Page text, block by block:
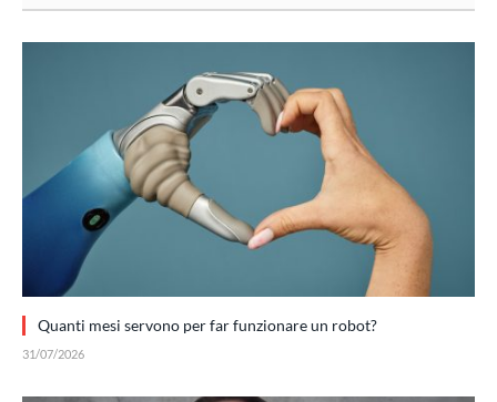
Quanti mesi servono per far funzionare un robot?
31/07/2026